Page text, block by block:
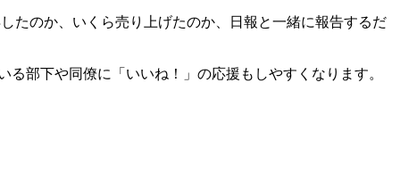
たのか、いくら売り上げたのか、日報と一緒に報告するだ
部下や同僚に「いいね！」の応援もしやすくなります。